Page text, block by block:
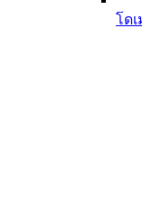
โด